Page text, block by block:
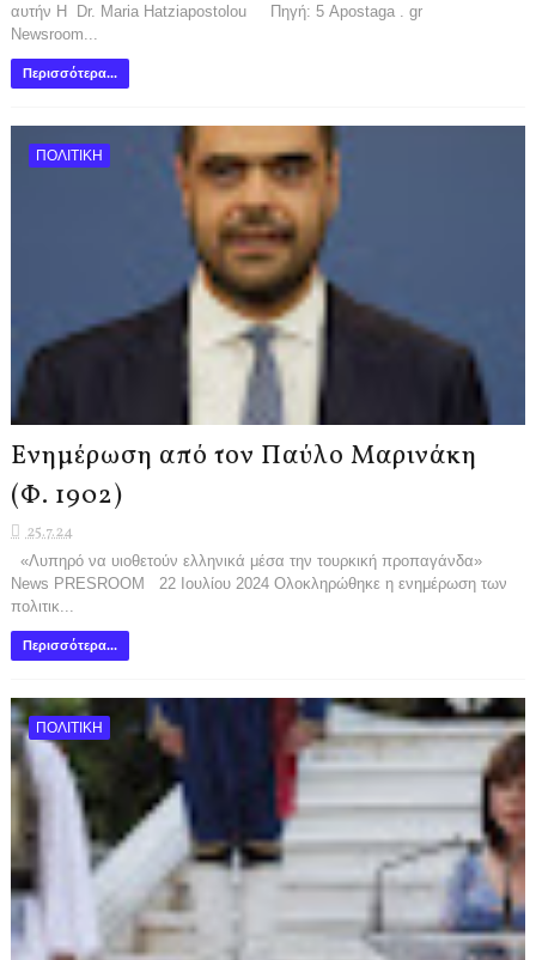
αυτήν Η Dr. Maria Hatziapostolou Πηγή: 5 Apostaga . gr
Newsroom...
Περισσότερα...
ΠΟΛΙΤΙΚΗ
Ενημέρωση από τον Παύλο Μαρινάκη
(Φ. 1902)
25.7.24
«Λυπηρό να υιοθετούν ελληνικά μέσα την τουρκική προπαγάνδα»
News PRESROOM 22 Ιουλίου 2024 Ολοκληρώθηκε η ενημέρωση των
πολιτικ...
Περισσότερα...
ΠΟΛΙΤΙΚΗ